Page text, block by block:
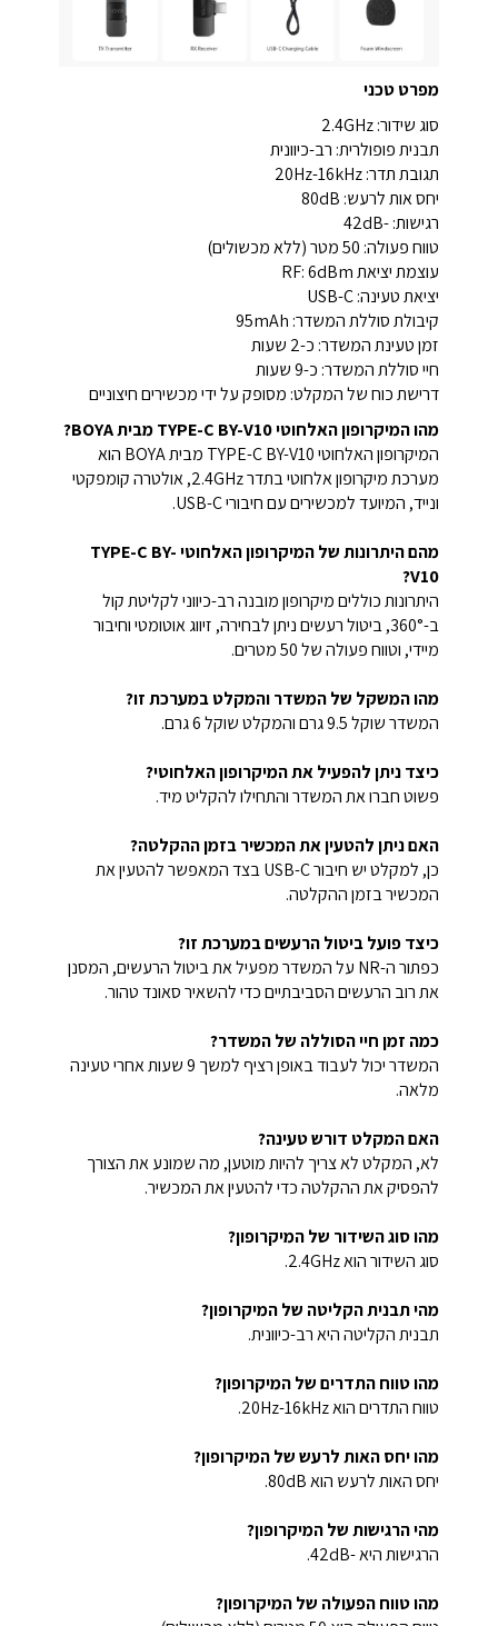
מפרט טכני
סוג שידור: 2.4GHz
תבנית פופולרית: רב-כיוונית
תגובת תדר: 20Hz-16kHz
יחס אות לרעש: 80dB
רגישות: -42dB
טווח פעולה: 50 מטר (ללא מכשולים)
עוצמת יציאת RF: 6dBm
יציאת טעינה: USB-C
קיבולת סוללת המשדר: 95mAh
זמן טעינת המשדר: כ-2 שעות
חיי סוללת המשדר: כ-9 שעות
דרישת כוח של המקלט: מסופק על ידי מכשירים חיצוניים
מהו המיקרופון האלחוטי TYPE-C BY-V10 מבית BOYA?
המיקרופון האלחוטי TYPE-C BY-V10 מבית BOYA הוא
מערכת מיקרופון אלחוטי בתדר 2.4GHz, אולטרה קומפקטי
ונייד, המיועד למכשירים עם חיבורי USB-C.
מהם היתרונות של המיקרופון האלחוטי TYPE-C BY-
V10?
היתרונות כוללים מיקרופון מובנה רב-כיווני לקליטת קול
ב-360°, ביטול רעשים ניתן לבחירה, זיווג אוטומטי וחיבור
מיידי, וטווח פעולה של 50 מטרים.
מהו המשקל של המשדר והמקלט במערכת זו?
המשדר שוקל 9.5 גרם והמקלט שוקל 6 גרם.
כיצד ניתן להפעיל את המיקרופון האלחוטי?
פשוט חברו את המשדר והתחילו להקליט מיד.
האם ניתן להטעין את המכשיר בזמן ההקלטה?
כן, למקלט יש חיבור USB-C בצד המאפשר להטעין את
המכשיר בזמן ההקלטה.
כיצד פועל ביטול הרעשים במערכת זו?
כפתור ה-NR על המשדר מפעיל את ביטול הרעשים, המסנן
את רוב הרעשים הסביבתיים כדי להשאיר סאונד טהור.
כמה זמן חיי הסוללה של המשדר?
המשדר יכול לעבוד באופן רציף למשך 9 שעות אחרי טעינה
מלאה.
האם המקלט דורש טעינה?
לא, המקלט לא צריך להיות מוטען, מה שמונע את הצורך
להפסיק את ההקלטה כדי להטעין את המכשיר.
מהו סוג השידור של המיקרופון?
סוג השידור הוא 2.4GHz.
מהי תבנית הקליטה של המיקרופון?
תבנית הקליטה היא רב-כיוונית.
מהו טווח התדרים של המיקרופון?
טווח התדרים הוא 20Hz-16kHz.
מהו יחס האות לרעש של המיקרופון?
יחס האות לרעש הוא 80dB.
מהי הרגישות של המיקרופון?
הרגישות היא -42dB.
מהו טווח הפעולה של המיקרופון?